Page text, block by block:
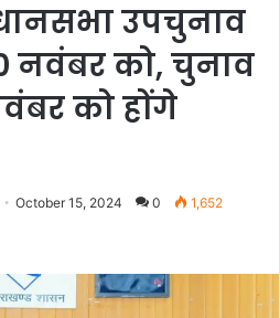
उपचुनाव
नवंबर को, चुनाव
को होंगे
October 15, 2024 0 1,652